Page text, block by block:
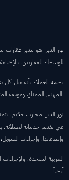
نور الدين هو مدير عقارات
للوسطاء العقاريين،
يصفه العملاء بأنه قبل كل
المهني الممتاز، وموقفه المتواضع، والاهتمام الدقيق والرعاية التي يبديها لعملائه.
نور الدين محاربٌ حكيم،
في تقديم خدماته لعملائه.
وإضافاتها، وإجراءات
العربية المتحدة،
أيضاً